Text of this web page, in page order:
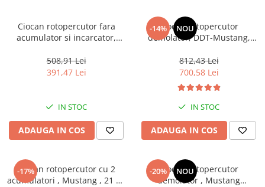
Ciocan rotopercutor fara
acumulator si incarcator,
ELRH20228, EMTOP
508,91 Lei
391,47 Lei
IN STOC
ADAUGA IN COS
-14% NOU
Ciocan rotopercutor
demolator, DDT-Mustang,
mm, 1800 Rpm, dalta + spit
incluse in pachet
812,43 Lei
700,58 Lei
IN STOC
ADAUGA IN COS
-17%
Ciocan rotopercutor cu 2
acumulatori , Mustang , 21 V ,
-20% NOU
Ciocan rotopercutor
demolator , Mustang